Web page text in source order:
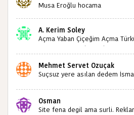
teşekkürler saygılarımla
Musa Eroğlu hocama
A. Kerim Soley
Açma Yaban Çiçeğim Açma
Bulabilir miyiz ?İlginiz İçin
Mehmet Servet Özuçak
Suçsuz yere asılan dedem
Osman
Site fena degil ama surli.